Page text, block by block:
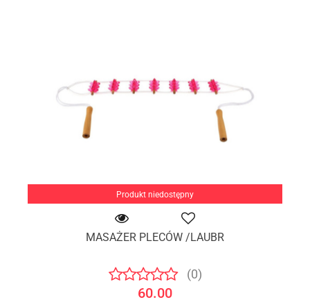
Produkt niedostępny
MASAŻER PLECÓW /LAUBR
(0)
60.00